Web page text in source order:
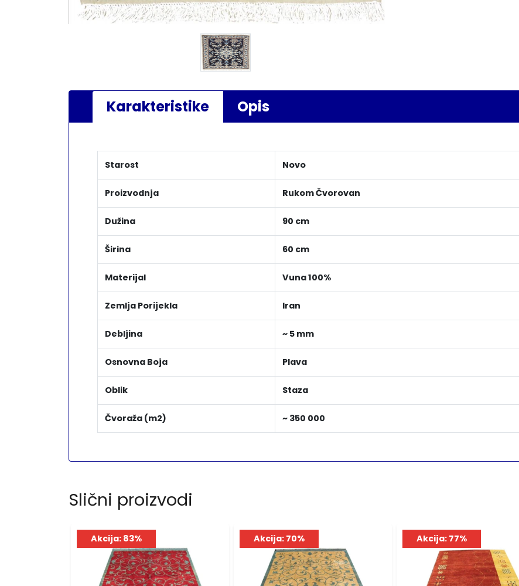
Karakteristike Opis
Starost Novo
Proizvodnja Rukom Čvorovan
Dužina 90 cm
Širina 60 cm
Materijal Vuna 100%
Zemlja Porijekla Iran
Debljina ~ 5 mm
Osnovna Boja Plava
Oblik Staza
Čvoraža (m2) ~ 350 000
Slični proizvodi
Akcija: 83% Akcija: 70% Akcija: 77%